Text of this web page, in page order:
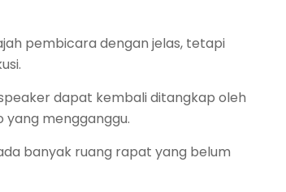
pembicara dengan jelas, tetapi
dapat kembali ditangkap oleh
mengganggu.
banyak ruang rapat yang belum